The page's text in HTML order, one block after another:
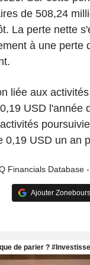
de 508,24
La perte nette
à une perte
liée aux
USD l'année
0,19 USD un an
Financials Database
Ajouter